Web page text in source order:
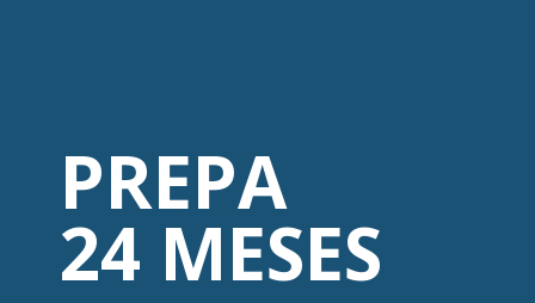
PREPA
24 MESES